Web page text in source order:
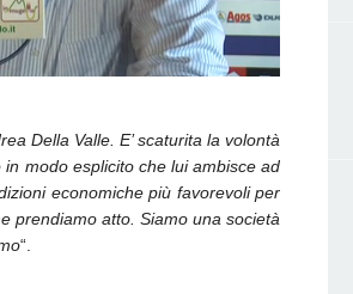
Della Valle. E’ scaturita la volontà
modo esplicito che lui ambisce ad
economiche più favorevoli per
prendiamo atto. Siamo una società
“.